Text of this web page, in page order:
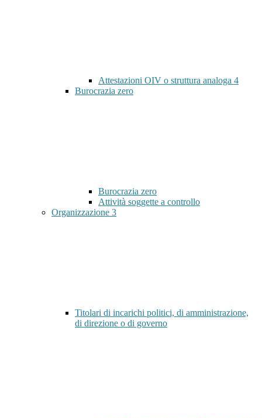
Attestazioni OIV o struttura analoga 4
Burocrazia zero
Burocrazia zero
Attività soggette a controllo
Organizzazione 3
Titolari di incarichi politici, di amministrazione,
di direzione o di governo